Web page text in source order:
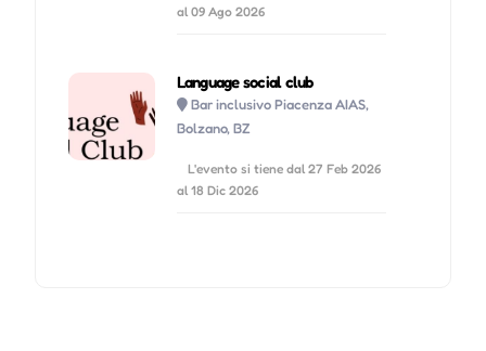
al 09 Ago 2026
Language social club
Bar inclusivo Piacenza AIAS,
Bolzano, BZ
L'evento si tiene dal 27 Feb 2026
al 18 Dic 2026